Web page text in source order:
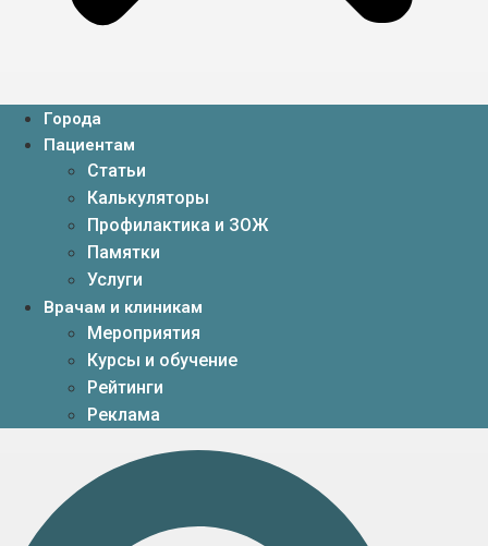
Города
Пациентам
Статьи
Калькуляторы
Профилактика и ЗОЖ
Памятки
Услуги
Врачам и клиникам
Мероприятия
Курсы и обучение
Рейтинги
Реклама